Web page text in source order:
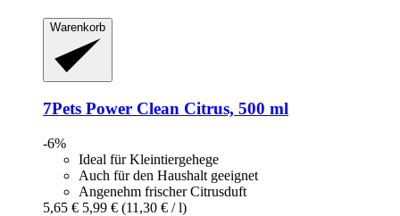
Warenkorb
7Pets Power Clean Citrus, 500 ml
-6%
Ideal für Kleintiergehege
Auch für den Haushalt geeignet
Angenehm frischer Citrusduft
5,65 € 5,99 € (11,30 € / l)